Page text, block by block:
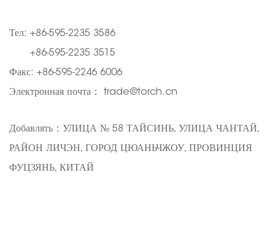
Тел: +86-595-2235 3586
+86-595-2235 3515
Факс: +86-595-2246 6006
Электронная почта ： trade@torch.cn
Добавлять ： УЛИЦА № 58 ТАЙСИНЬ, УЛИЦА ЧАНТАЙ,
РАЙОН ЛИЧЭН, ГОРОД ЦЮАНЬЧЖОУ, ПРОВИНЦИЯ
ФУЦЗЯНЬ, КИТАЙ